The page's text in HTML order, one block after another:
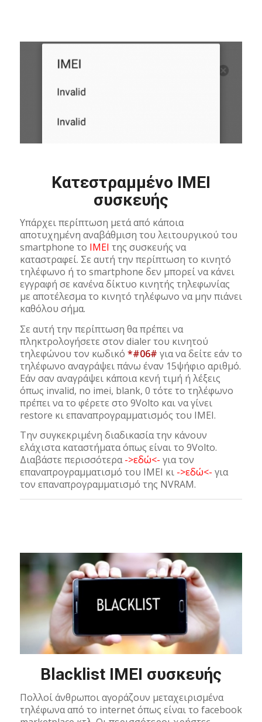
Κατεστραμμένο IMEI
συσκευής
Υπάρχει περίπτωση μετά από κάποια
αποτυχημένη αναβάθμιση του λειτουργικού του
smartphone το IMEI της συσκευής να
καταστραφεί. Σε αυτή την περίπτωση το κινητό
τηλέφωνο ή το smartphone δεν μπορεί να κάνει
εγγραφή σε κανένα δίκτυο κινητής τηλεφωνίας
με αποτέλεσμα το κινητό τηλέφωνο να μην πιάνει
καθόλου σήμα.
Σε αυτή την περίπτωση θα πρέπει να
πληκτρολογήσετε στον dialer του κινητού
τηλεφώνου τον κωδικό *#06# για να δείτε εάν το
τηλέφωνο αναγράψει πάνω έναν 15ψήφιο αριθμό.
Εάν σαν αναγράψει κάποια κενή τιμή ή λέξεις
όπως invalid, no imei, blank, 0 τότε το τηλέφωνο
πρέπει να το φέρετε στο 9Volto και να γίνει
restore κι επαναπρογραμματισμός του IMEI.
Την συγκεκριμένη διαδικασία την κάνουν
ελάχιστα καταστήματα όπως είναι το 9Volto.
Διαβάστε περισσότερα->εδώ<- για τον
επαναπρογραμματισμό του IMEI κι ->εδώ<- για
τον επαναπρογραμματισμό της NVRAM.
Blacklist IMEI συσκευής
Πολλοί άνθρωποι αγοράζουν μεταχειρισμένα
τηλέφωνα από το internet όπως είναι το facebook